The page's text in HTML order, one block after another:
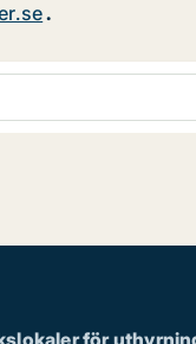
.
för